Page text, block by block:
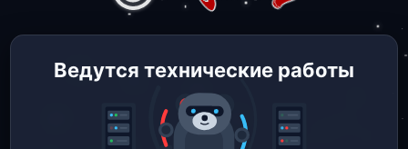
Ведутся технические работы